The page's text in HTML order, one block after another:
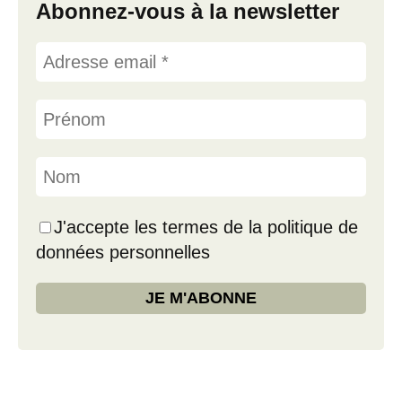
Abonnez-vous à la newsletter
J'accepte les termes de la politique de
données personnelles